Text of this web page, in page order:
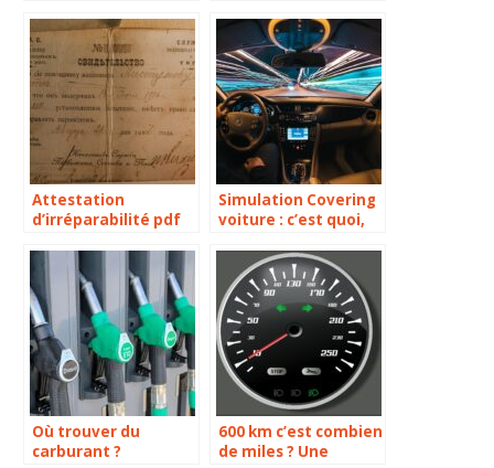
Attestation
d’irréparabilité pdf
gratuit
Simulation Covering
voiture : c’est quoi,
Où trouver du
carburant ?
600 km c’est combien
de miles ? Une